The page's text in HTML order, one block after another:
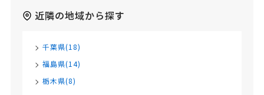
近隣の地域から探す
千葉県(18)
福島県(14)
栃木県(8)